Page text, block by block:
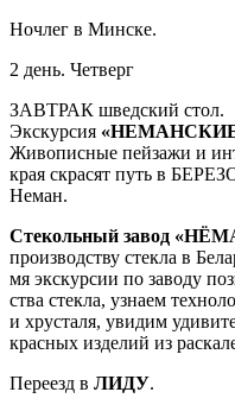
Ноч­лег в Мин­ске.
2 день. Чет­верг
ЗАВ­ТРАК швед­ский стол.
Экс­кур­сия
Живописные пей­за­жи и
края скрасят путь в
Не­ман.
Стекольный за­вод
про­из­вод­ству стек­ла в
мя экс­кур­сии по за­во­ду
ства стек­ла, узна­ем
и хрусталя, увидим
крас­ных из­де­лий из
Пе­ре­езд в ЛИДУ.